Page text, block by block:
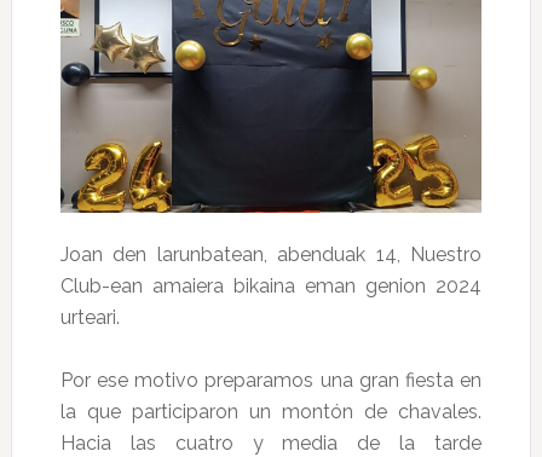
Joan den larunbatean, abenduak 14, Nuestro
Club-ean amaiera bikaina eman genion 2024
urteari.
Por ese motivo preparamos una gran fiesta en
la que participaron un montón de chavales.
Hacia las cuatro y media de la tarde